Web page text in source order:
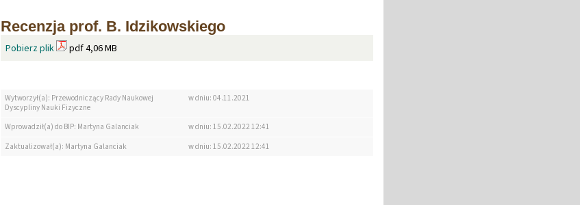
Recenzja prof. B. Idzikowskiego
Pobierz plik pdf 4,06 MB
Wytworzył(a): Przewodniczący Rady Naukowej
Dyscypliny Nauki Fizyczne
w dniu: 04.11.2021
Wprowadził(a) do BIP: Martyna Galanciak
w dniu: 15.02.2022 12:41
Zaktualizował(a): Martyna Galanciak
w dniu: 15.02.2022 12:41